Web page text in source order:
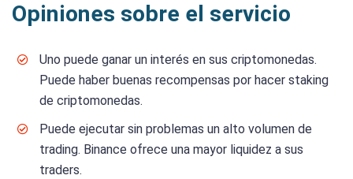
Opiniones sobre el servicio
Uno puede ganar un interés en sus criptomonedas.
Puede haber buenas recompensas por hacer staking
de criptomonedas.
Puede ejecutar sin problemas un alto volumen de
trading. Binance ofrece una mayor liquidez a sus
traders.